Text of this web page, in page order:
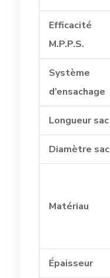
Efficacité
M.P.P.S.
Système
d’ensachage
Longueur sac
Diamètre sac
Matériau
Épaisseur